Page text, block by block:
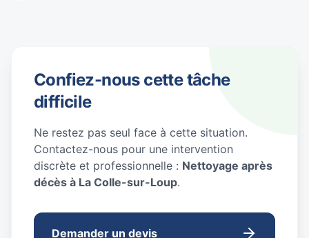
Confiez-nous cette tâche
difficile
Ne restez pas seul face à cette situation.
Contactez-nous pour une intervention
discrète et professionnelle : Nettoyage après
décès à La Colle-sur-Loup.
Demander un devis